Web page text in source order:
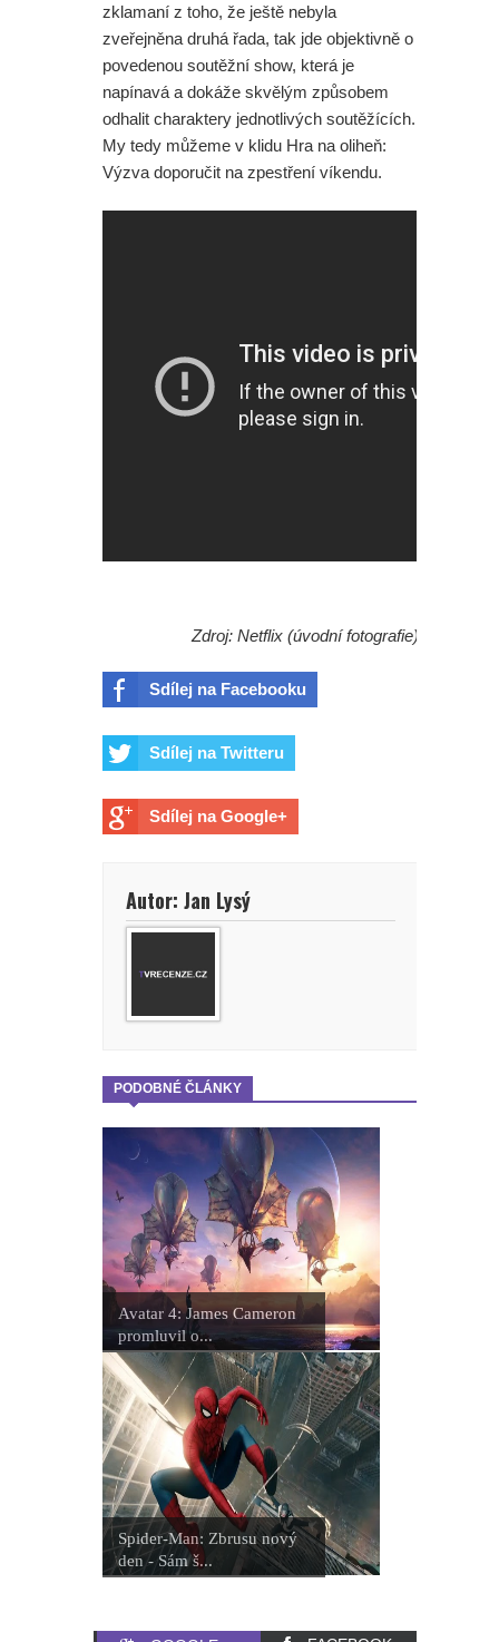
zklamaní z toho, že ještě nebyla
zveřejněna druhá řada, tak jde objektivně o
povedenou soutěžní show, která je
napínavá a dokáže skvělým způsobem
odhalit charaktery jednotlivých soutěžících.
My tedy můžeme v klidu Hra na oliheň:
Výzva doporučit na zpestření víkendu.
Zdroj: Netflix (úvodní fotografie)
Sdílej na Facebooku
Sdílej na Twitteru
Sdílej na Google+
Autor: Jan Lysý
PODOBNÉ ČLÁNKY
Avatar 4: James Cameron
promluvil o...
Spider-Man: Zbrusu nový
den - Sám š...